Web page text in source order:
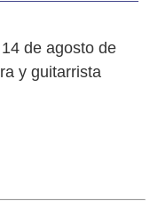
de agosto de
y guitarrista